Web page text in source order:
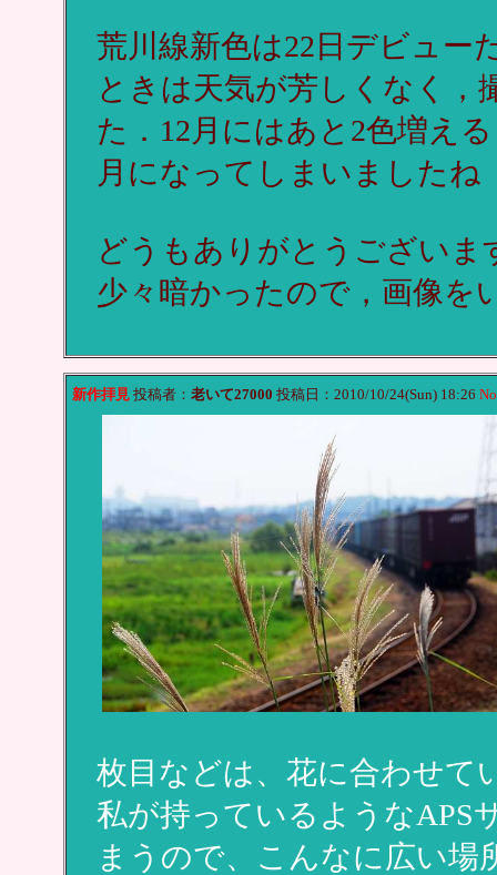
荒川線新色は22日デビュー
ときは天気が芳しくなく，
た．12月にはあと2色増え
月になってしまいましたね
どうもありがとうございま
少々暗かったので，画像を
新作拝見投稿者： 老いて27000 投稿日：2010/10/24(Sun) 18:26
枚目などは、花に合わせて
私が持っているようなAPS
まうので、こんなに広い場